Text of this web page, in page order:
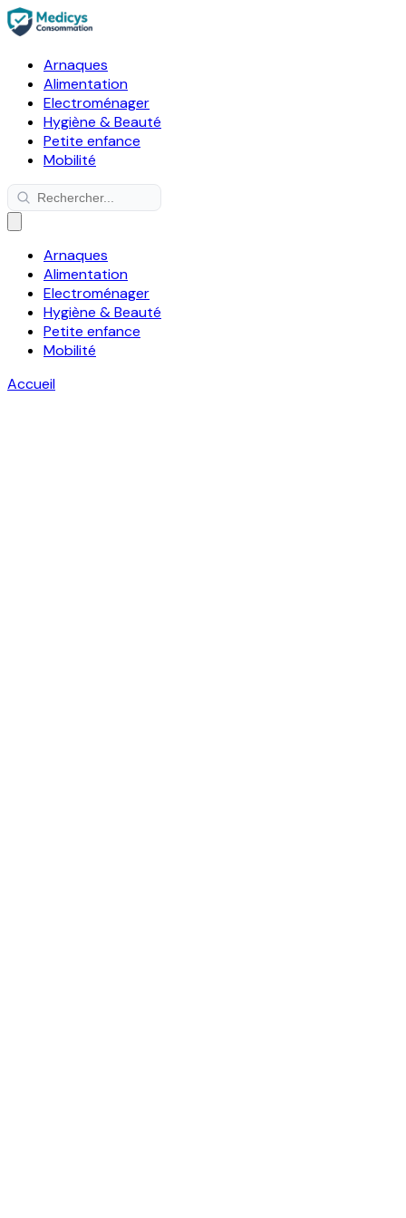
Arnaques
Alimentation
Electroménager
Hygiène & Beauté
Petite enfance
Mobilité
Arnaques
Alimentation
Electroménager
Hygiène & Beauté
Petite enfance
Mobilité
Accueil